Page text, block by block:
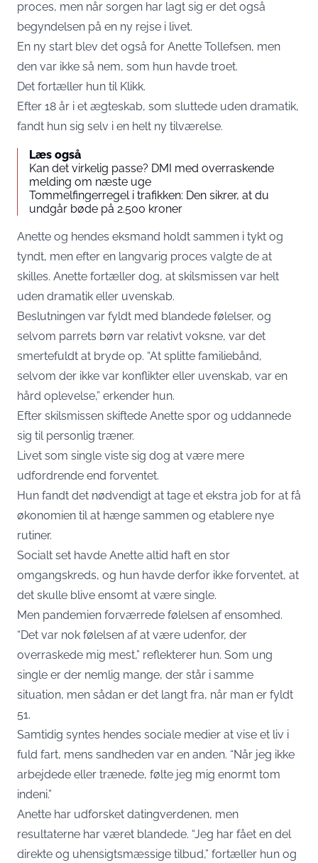
proces, men når sorgen har lagt sig er det også
begyndelsen på en ny rejse i livet.
En ny start blev det også for Anette Tollefsen, men
den var ikke så nem, som hun havde troet.
Det fortæller hun til Klikk.
Efter 18 år i et ægteskab, som sluttede uden dramatik,
fandt hun sig selv i en helt ny tilværelse.
Læs også
Kan det virkelig passe? DMI med overraskende
melding om næste uge
Tommelfingerregel i trafikken: Den sikrer, at du
undgår bøde på 2.500 kroner
Anette og hendes eksmand holdt sammen i tykt og
tyndt, men efter en langvarig proces valgte de at
skilles. Anette fortæller dog, at skilsmissen var helt
uden dramatik eller uvenskab.
Beslutningen var fyldt med blandede følelser, og
selvom parrets børn var relativt voksne, var det
smertefuldt at bryde op. “At splitte familiebånd,
selvom der ikke var konflikter eller uvenskab, var en
hård oplevelse,” erkender hun.
Efter skilsmissen skiftede Anette spor og uddannede
sig til personlig træner.
Livet som single viste sig dog at være mere
udfordrende end forventet.
Hun fandt det nødvendigt at tage et ekstra job for at få
økonomien til at hænge sammen og etablere nye
rutiner.
Socialt set havde Anette altid haft en stor
omgangskreds, og hun havde derfor ikke forventet, at
det skulle blive ensomt at være single.
Men pandemien forværrede følelsen af ensomhed.
“Det var nok følelsen af ​​at være udenfor, der
overraskede mig mest,” reflekterer hun. Som ung
single er der nemlig mange, der står i samme
situation, men sådan er det langt fra, når man er fyldt
51.
Samtidig syntes hendes sociale medier at vise et liv i
fuld fart, mens sandheden var en anden. “Når jeg ikke
arbejdede eller trænede, følte jeg mig enormt tom
indeni.”
Anette har udforsket datingverdenen, men
resultaterne har været blandede. “Jeg har fået en del
direkte og uhensigtsmæssige tilbud,” fortæller hun og